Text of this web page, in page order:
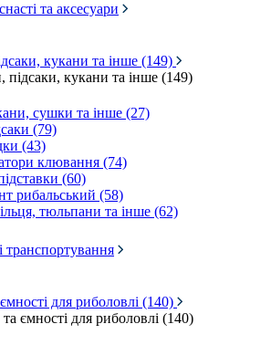
та аксесуари
кукани та інше (149)
підсаки, кукани та інше (149)
сушки та інше (27)
(79)
(43)
клювання (74)
(60)
рибальський (58)
тюльпани та інше (62)
транспортування
для риболовлі (140)
ємності для риболовлі (140)